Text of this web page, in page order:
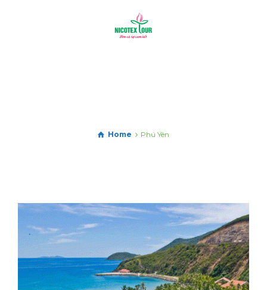
Home Phú Yên
HÀ NỘI – NHA TRANG – ĐÀ
LẠT – HÀ NỘI